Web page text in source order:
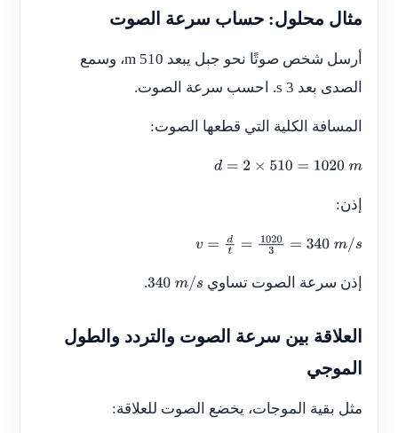
مثال محلول: حساب سرعة الصوت
أرسل شخص صوتًا نحو جبل يبعد 510 m، وسمع
الصدى بعد 3 s. احسب سرعة الصوت.
المسافة الكلية التي قطعها الصوت:
d =2 ×510=1020m
إذن:
v =d t= 10203= 340m/s
إذن سرعة الصوت تساوي 340 m/s
.
العلاقة بين سرعة الصوت والتردد والطول
الموجي
مثل بقية الموجات، يخضع الصوت للعلاقة: